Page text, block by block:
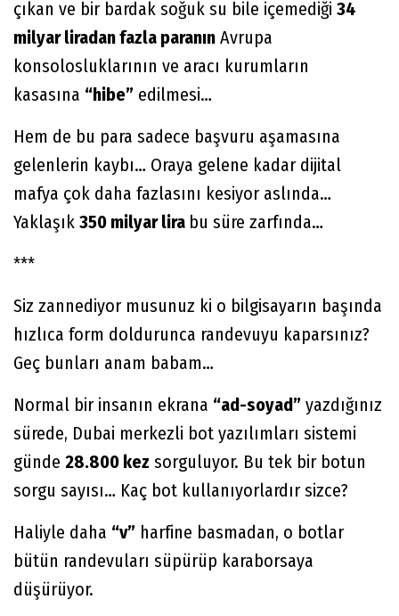
çıkan ve bir bardak soğuk su bile içemediği 34
milyar liradan fazla paranın Avrupa
konsolosluklarının ve aracı kurumların
kasasına “hibe” edilmesi…
Hem de bu para sadece başvuru aşamasına
gelenlerin kaybı… Oraya gelene kadar dijital
mafya çok daha fazlasını kesiyor aslında…
Yaklaşık 350 milyar lira bu süre zarfında…
***
Siz zannediyor musunuz ki o bilgisayarın başında
hızlıca form doldurunca randevuyu kaparsınız?
Geç bunları anam babam…
Normal bir insanın ekrana “ad-soyad” yazdığınız
sürede, Dubai merkezli bot yazılımları sistemi
günde 28.800 kez sorguluyor. Bu tek bir botun
sorgu sayısı… Kaç bot kullanıyorlardır sizce?
Haliyle daha “v” harfine basmadan, o botlar
bütün randevuları süpürüp karaborsaya
düşürüyor.